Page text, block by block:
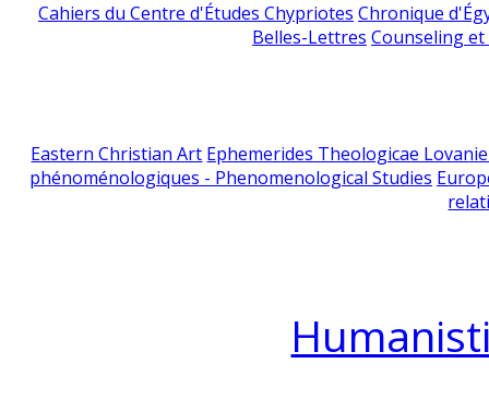
Cahiers du Centre d'Études Chypriotes Chronique
Belles-Lettres Counseling
Eastern Christian Art Ephemerides Theologicae
phénoménologiques - Phenomenological Studies